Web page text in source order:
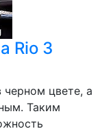
Rio 3
цвете, а
Таким